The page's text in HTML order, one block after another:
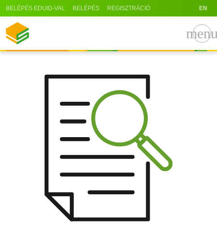
BELÉPÉS EDUID-VAL BELÉPÉS REGISZTRÁCIÓ EN